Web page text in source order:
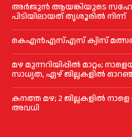
അര്‍ജുന്‍ ആയങ്കിയുടെ
പിടിയിലായത് തൃശൂരില്‍ നിന്ന്
കെഎൻഎസ്എസ് ക്വിസ്
മഴ മുന്നറിയിപ്പിൽ മാറ്റം;
സാധ്യത, ഏഴ് ജില്ലകളിൽ
കനത്ത മഴ; 2 ജില്ലകളില്‍
അവധി